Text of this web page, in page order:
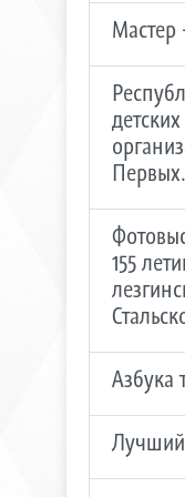
Мастер
Первых.
155
Азбука